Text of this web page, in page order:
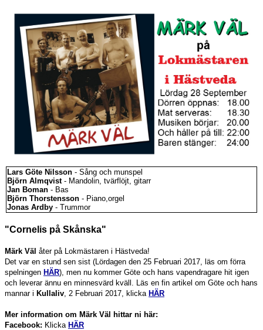
Lars Göte Nilsson - Sång och munspel
Björn Almqvist - Mandolin, tvärflöjt, gitarr
Jan Boman - Bas
Björn Thorstensson - Piano,orgel
Jonas Ardby - Trummor
"Cornelis på Skånska"
Märk Väl åter på Lokmästaren i Hästveda!
Det var en stund sen sist (Lördagen den 25 Februari 2017, läs om förra
spelningen HÄR), men nu kommer Göte och hans vapendragare hit igen
och leverar ännu en minnesvärd kväll. Läs en fin artikel om Göte och hans
mannar i Kullaliv , 2 Februari 2017, klicka HÄR
Mer information om Märk Väl hittar ni här:
Facebook: Klicka HÄR